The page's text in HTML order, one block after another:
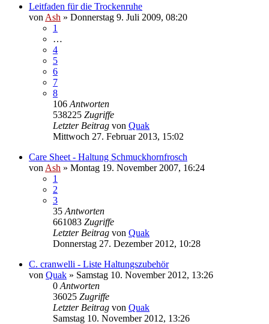
Leitfaden für die Trockenruhe
von Ash » Donnerstag 9. Juli 2009, 08:20
1
…
4
5
6
7
8
106 Antworten
538225 Zugriffe
Letzter Beitrag von Quak
Mittwoch 27. Februar 2013, 15:02
Care Sheet - Haltung Schmuckhornfrosch
von Ash » Montag 19. November 2007, 16:24
1
2
3
35 Antworten
661083 Zugriffe
Letzter Beitrag von Quak
Donnerstag 27. Dezember 2012, 10:28
C. cranwelli - Liste Haltungszubehör
von Quak » Samstag 10. November 2012, 13:26
0 Antworten
36025 Zugriffe
Letzter Beitrag von Quak
Samstag 10. November 2012, 13:26